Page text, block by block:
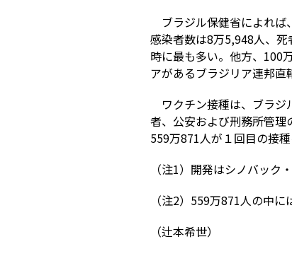
ブラジル保健省によれ
感染者数は8万5,948人、
時に最も多い。他方、100
アがあるブラジリア連邦直
ワクチン接種は、ブラ
者、公安および刑務所管理
559万871人が１回目の接
（注1）開発はシノバック
（注2）559万871人の中
（辻本希世）